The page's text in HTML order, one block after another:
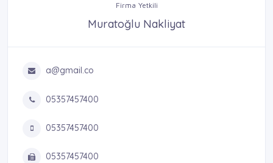
Firma Yetkili
Muratoğlu Nakliyat
a@gmail.co
05357457400
05357457400
05357457400